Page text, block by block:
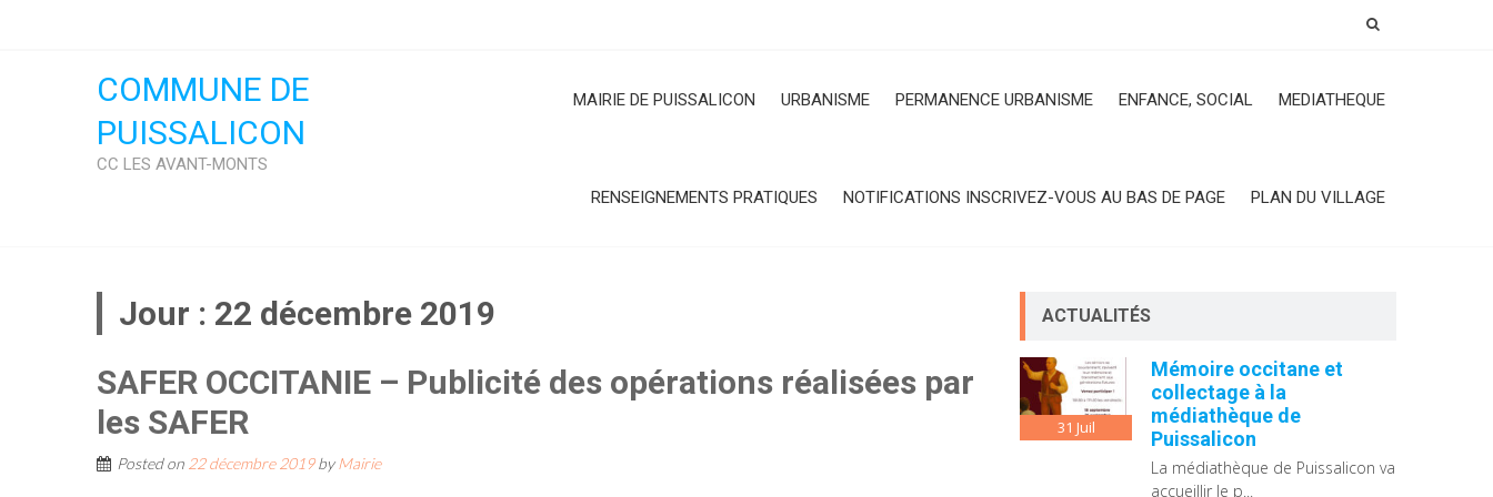
COMMUNE DE
PUISSALICON
CC LES AVANT-MONTS
MAIRIE DE PUISSALICON URBANISME PERMANENCE URBANISME ENFANCE, SOCIAL MEDIATHEQUE
RENSEIGNEMENTS PRATIQUES NOTIFICATIONS INSCRIVEZ-VOUS AU BAS DE PAGE PLAN DU VILLAGE
Jour : 22 décembre 2019
SAFER OCCITANIE – Publicité des opérations réalisées par
les SAFER
Posted on 22 décembre 2019byMairie
ACTUALITÉS
31 Juil
Mémoire occitane et
collectage à la
médiathèque de
Puissalicon
La médiathèque de Puissalicon va
accueillir le p...